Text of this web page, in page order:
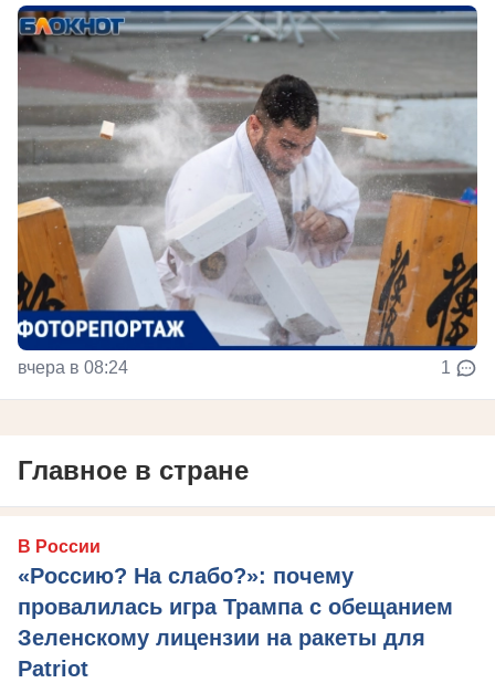
вчера в 08:24 1
Главное в стране
В России
«Россию? На слабо?»: почему
провалилась игра Трампа с обещанием
Зеленскому лицензии на ракеты для
Patriot